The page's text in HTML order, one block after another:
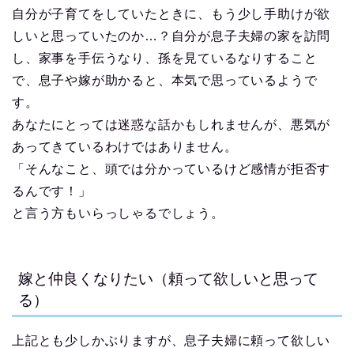
自分が子育てをしていたときに、もう少し手助けが欲
しいと思っていたのか…？自分が息子夫婦の家を訪問
し、家事を手伝うなり、孫を見ているなりすること
で、息子や嫁が助かると、本気で思っているようで
す。
あなたにとっては迷惑な話かもしれませんが、悪気が
あってきているわけではありません。
「そんなこと、頭では分かっているけど感情が拒否す
るんです！」
と言う方もいらっしゃるでしょう。
嫁と仲良くなりたい（頼って欲しいと思って
る）
上記とも少しかぶりますが、息子夫婦に頼って欲しい